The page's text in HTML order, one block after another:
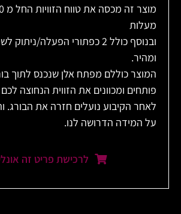
מעלות
ובנוסף כולל 2 כפתורי הפעלה/
ומהיר.
המוצר כוללם מפתח אלן שנכנס לתוך
פותחים ומכוונים את הזווית הנחוצה
לאחר הקיבוע נועלים חזרה את הבורג.
על המידה הדרושה לנו.
לרכישת פריט זה